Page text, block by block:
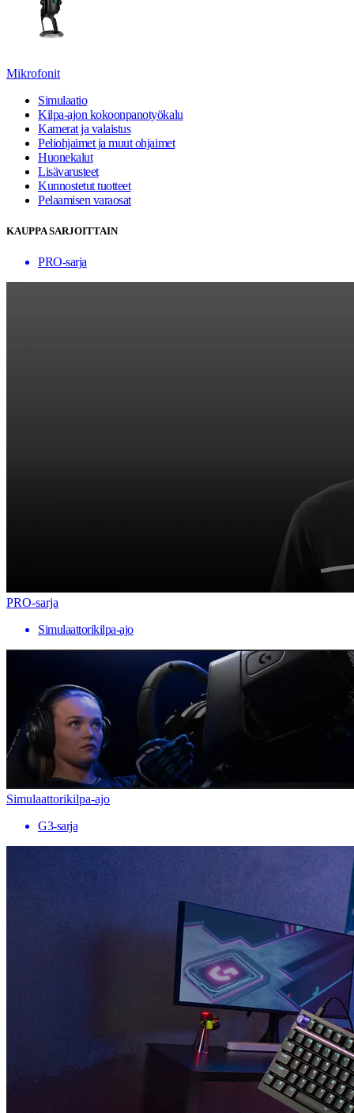
Mikrofonit
Simulaatio
Kilpa-ajon kokoonpanotyökalu
Kamerat ja valaistus
Peliohjaimet ja muut ohjaimet
Huonekalut
Lisävarusteet
Kunnostetut tuotteet
Pelaamisen varaosat
KAUPPA SARJOITTAIN
PRO-sarja
PRO-sarja
Simulaattorikilpa-ajo
Simulaattorikilpa-ajo
G3-sarja